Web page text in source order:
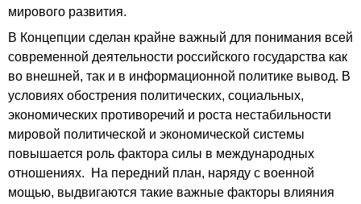
мирового развития.
В Концепции сделан крайне важный для понимания всей
современной деятельности российского государства как
во внешней, так и в информационной политике вывод. В
условиях обострения политических, социальных,
экономических противоречий и роста нестабильности
мировой политической и экономической системы
повышается роль фактора силы в международных
отношениях. На передний план, наряду с военной
мощью, выдвигаются такие важные факторы влияния